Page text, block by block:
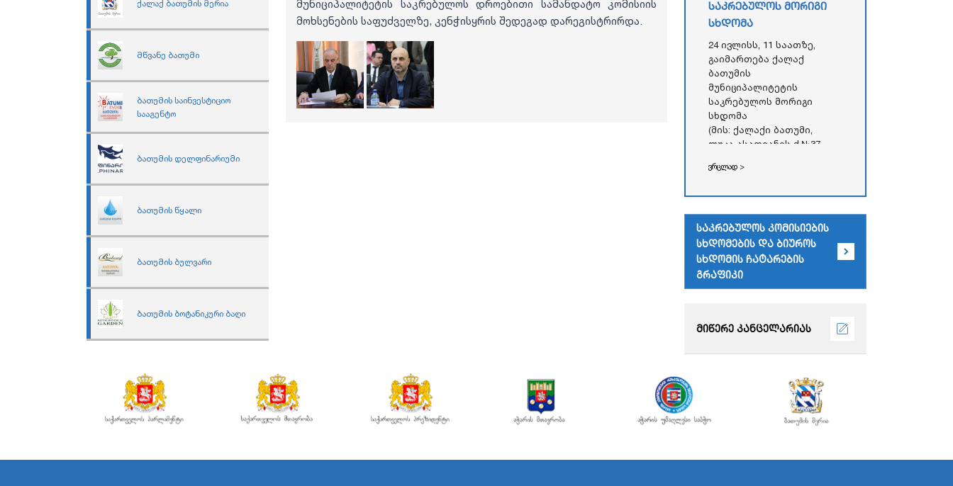
ქალაქ ბათუმის მერია
მწვანე ბათუმი
ბათუმის საინვესტიციო
სააგენტო
ბათუმის დელფინარიუმი
ბათუმის წყალი
ბათუმის ბულვარი
ბათუმის ბოტანიკური ბაღი
მუნიციპალიტეტის საკრებულოს დროებითი სამანდატო კომისიის
მოხსენების საფუძველზე, კენჭისყრის შედეგად დარეგისტრირდა.
საკრებულოს მორიგი
სხდომა
24 ივლისს, 11 საათზე,
გაიმართება ქალაქ
ბათუმის
მუნიციპალიტეტის
საკრებულოს მორიგი
სხდომა
(მის: ქალაქი ბათუმი,
ლუკა ასათიანის ქ.№37,
რესპუბლიკის უმაღლესი
ადმინისტრაციული
შენობა)
ვრცლად >
საკრებულოს კომისიების
სხდომების და ბიუროს
სხდომის ჩატარების
გრაფიკი
მიწერე კანცელარიას